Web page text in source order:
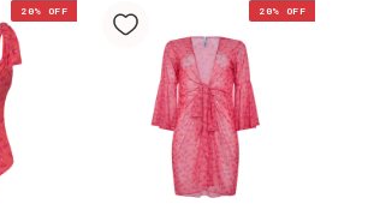
20% OFF 20% OFF